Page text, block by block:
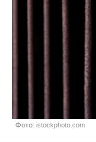
Фото: istockphoto.com